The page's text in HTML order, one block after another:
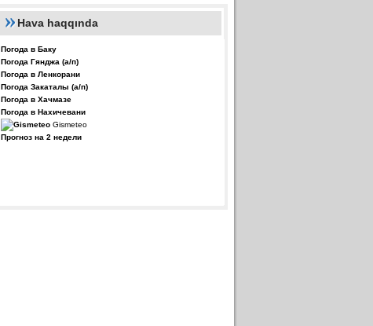
Hava haqqında
Погода в Баку
Погода Гянджа (а/п)
Погода в Ленкорани
Погода Закаталы (а/п)
Погода в Хачмазе
Погода в Нахичевани
Gismeteo
Прогноз на 2 недели